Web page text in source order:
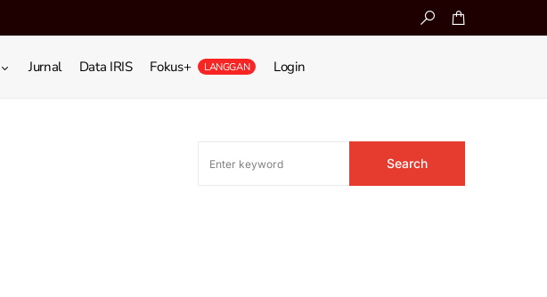
Jurnal Data IRIS Fokus+ LANGGAN Login
Search